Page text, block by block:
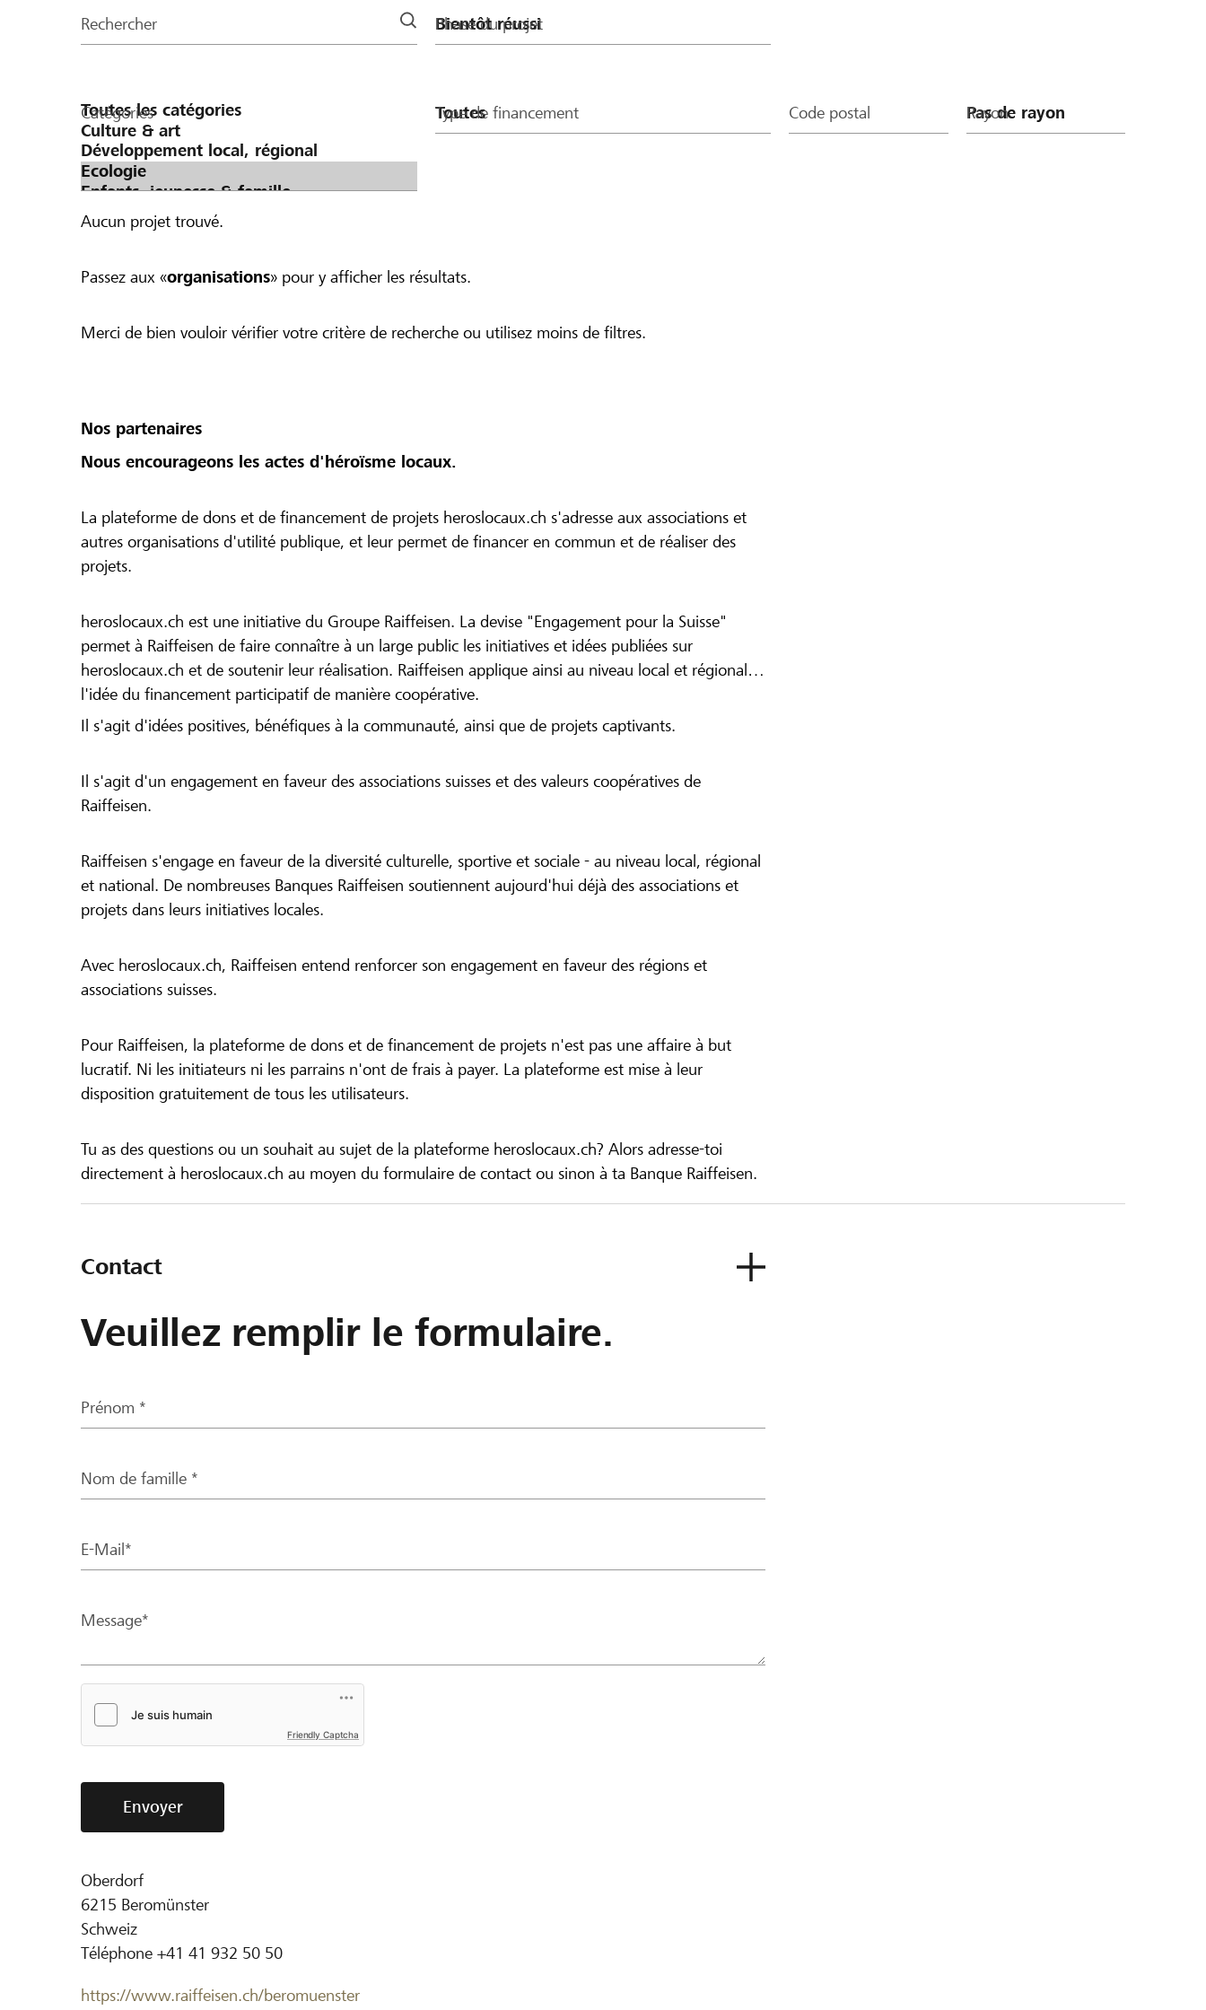
la
Rechercher Phase du projet
Catégories Type de financement Code postal Rayon
Aucun projet trouvé.
Passez aux «organisations» pour y afficher les résultats.
Merci de bien vouloir vérifier votre critère de recherche ou utilisez moins de filtres.
Nos partenaires
Nous encourageons les actes d'héroïsme locaux.
La plateforme de dons et de financement de projets heroslocaux.ch s'adresse aux associations et
autres organisations d'utilité publique, et leur permet de financer en commun et de réaliser des
projets.
heroslocaux.ch est une initiative du Groupe Raiffeisen. La devise "Engagement pour la Suisse"
permet à Raiffeisen de faire connaître à un large public les initiatives et idées publiées sur
heroslocaux.ch et de soutenir leur réalisation. Raiffeisen applique ainsi au niveau local et régional
l'idée du financement participatif de manière coopérative.
Il s'agit d'idées positives, bénéfiques à la communauté, ainsi que de projets captivants.
Il s'agit d'un engagement en faveur des associations suisses et des valeurs coopératives de
Raiffeisen.
Raiffeisen s'engage en faveur de la diversité culturelle, sportive et sociale - au niveau local, régional
et national. De nombreuses Banques Raiffeisen soutiennent aujourd'hui déjà des associations et
projets dans leurs initiatives locales.
Avec heroslocaux.ch, Raiffeisen entend renforcer son engagement en faveur des régions et
associations suisses.
Pour Raiffeisen, la plateforme de dons et de financement de projets n'est pas une affaire à but
lucratif. Ni les initiateurs ni les parrains n'ont de frais à payer. La plateforme est mise à leur
disposition gratuitement de tous les utilisateurs.
Tu as des questions ou un souhait au sujet de la plateforme heroslocaux.ch? Alors adresse-toi
directement à heroslocaux.ch au moyen du formulaire de contact ou sinon à ta Banque Raiffeisen.
Contact
Veuillez remplir le formulaire.
Prénom *
Nom de famille *
E-Mail*
Message*
Friendly Captcha
Envoyer
Oberdorf
6215 Beromünster
Schweiz
Téléphone +41 41 932 50 50
https://www.raiffeisen.ch/beromuenster